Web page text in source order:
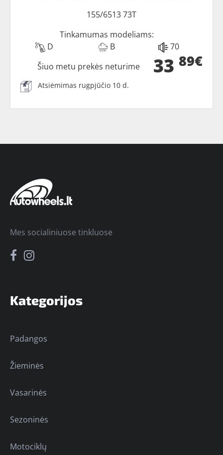
155/6513 73T
Tinkamumas modeliams:
D
B 70
33 89€
Šiuo metu prekės neturime
Atsiėmimas rugpjūčio 10 d.
Kategorijos
Padangos
Žieminės
Vasarinės
Sezoninės
Motociklų
Mes socialiniuose tinkluose